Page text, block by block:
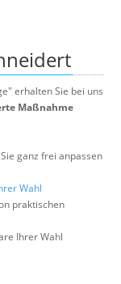
erhalten Sie bei uns
Maßnahme
ganz frei anpassen
Wahl
praktischen
Ihrer Wahl